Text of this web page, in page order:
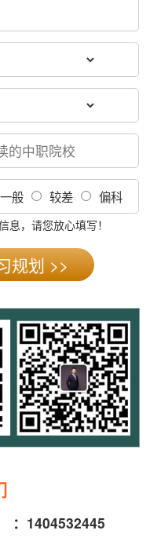
一般 较差 偏科
息，请您放心填写！
： 1404532445